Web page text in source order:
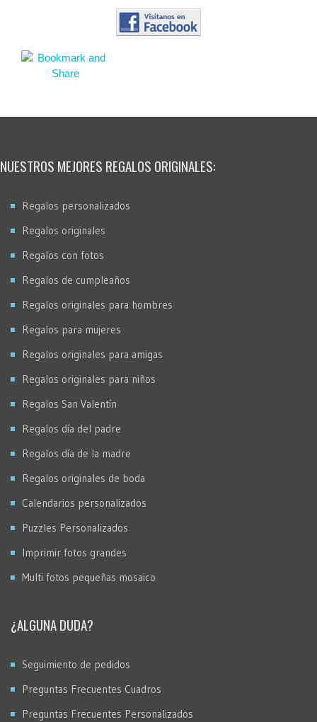
NUESTROS MEJORES REGALOS ORIGINALES:
Regalos personalizados
Regalos originales
Regalos con fotos
Regalos de cumpleaños
Regalos originales para hombres
Regalos para mujeres
Regalos originales para amigas
Regalos originales para niños
Regalos San Valentín
Regalos día del padre
Regalos día de la madre
Regalos originales de boda
Calendarios personalizados
Puzzles Personalizados
Imprimir fotos grandes
Multi fotos pequeñas mosaico
¿ALGUNA DUDA?
Seguimiento de pedidos
Preguntas Frecuentes Cuadros
Preguntas Frecuentes Personalizados